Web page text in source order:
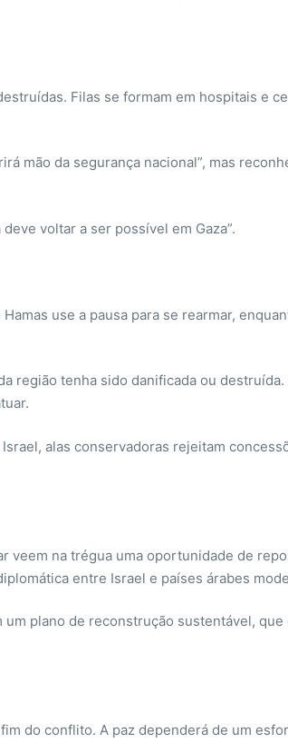
Filas se formam em hospitais e
mão da segurança nacional”, mas
voltar a ser possível em Gaza”.
use a pausa para se rearmar,
região tenha sido danificada ou
alas conservadoras rejeitam
veem na trégua uma oportunidade de
entre Israel e países árabes
plano de reconstrução sustentável,
do conflito. A paz dependerá de um